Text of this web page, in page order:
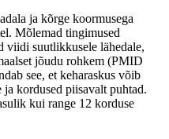
ja kõrge koormusega
Mõlemad tingimused
viidi suutlikkusele lähedale,
jõudu rohkem (PMID
see, et keharaskus võib
kordused piisavalt puhtad.
kui range 12 korduse